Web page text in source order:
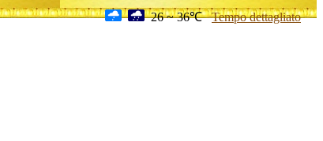
26 ~ 36℃ Tempo dettagliato